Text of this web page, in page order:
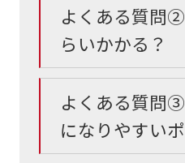
よくある質問
らいかかる？
よくある質問
になりやすい